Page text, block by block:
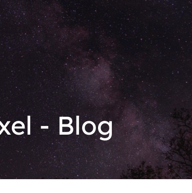
- Blog